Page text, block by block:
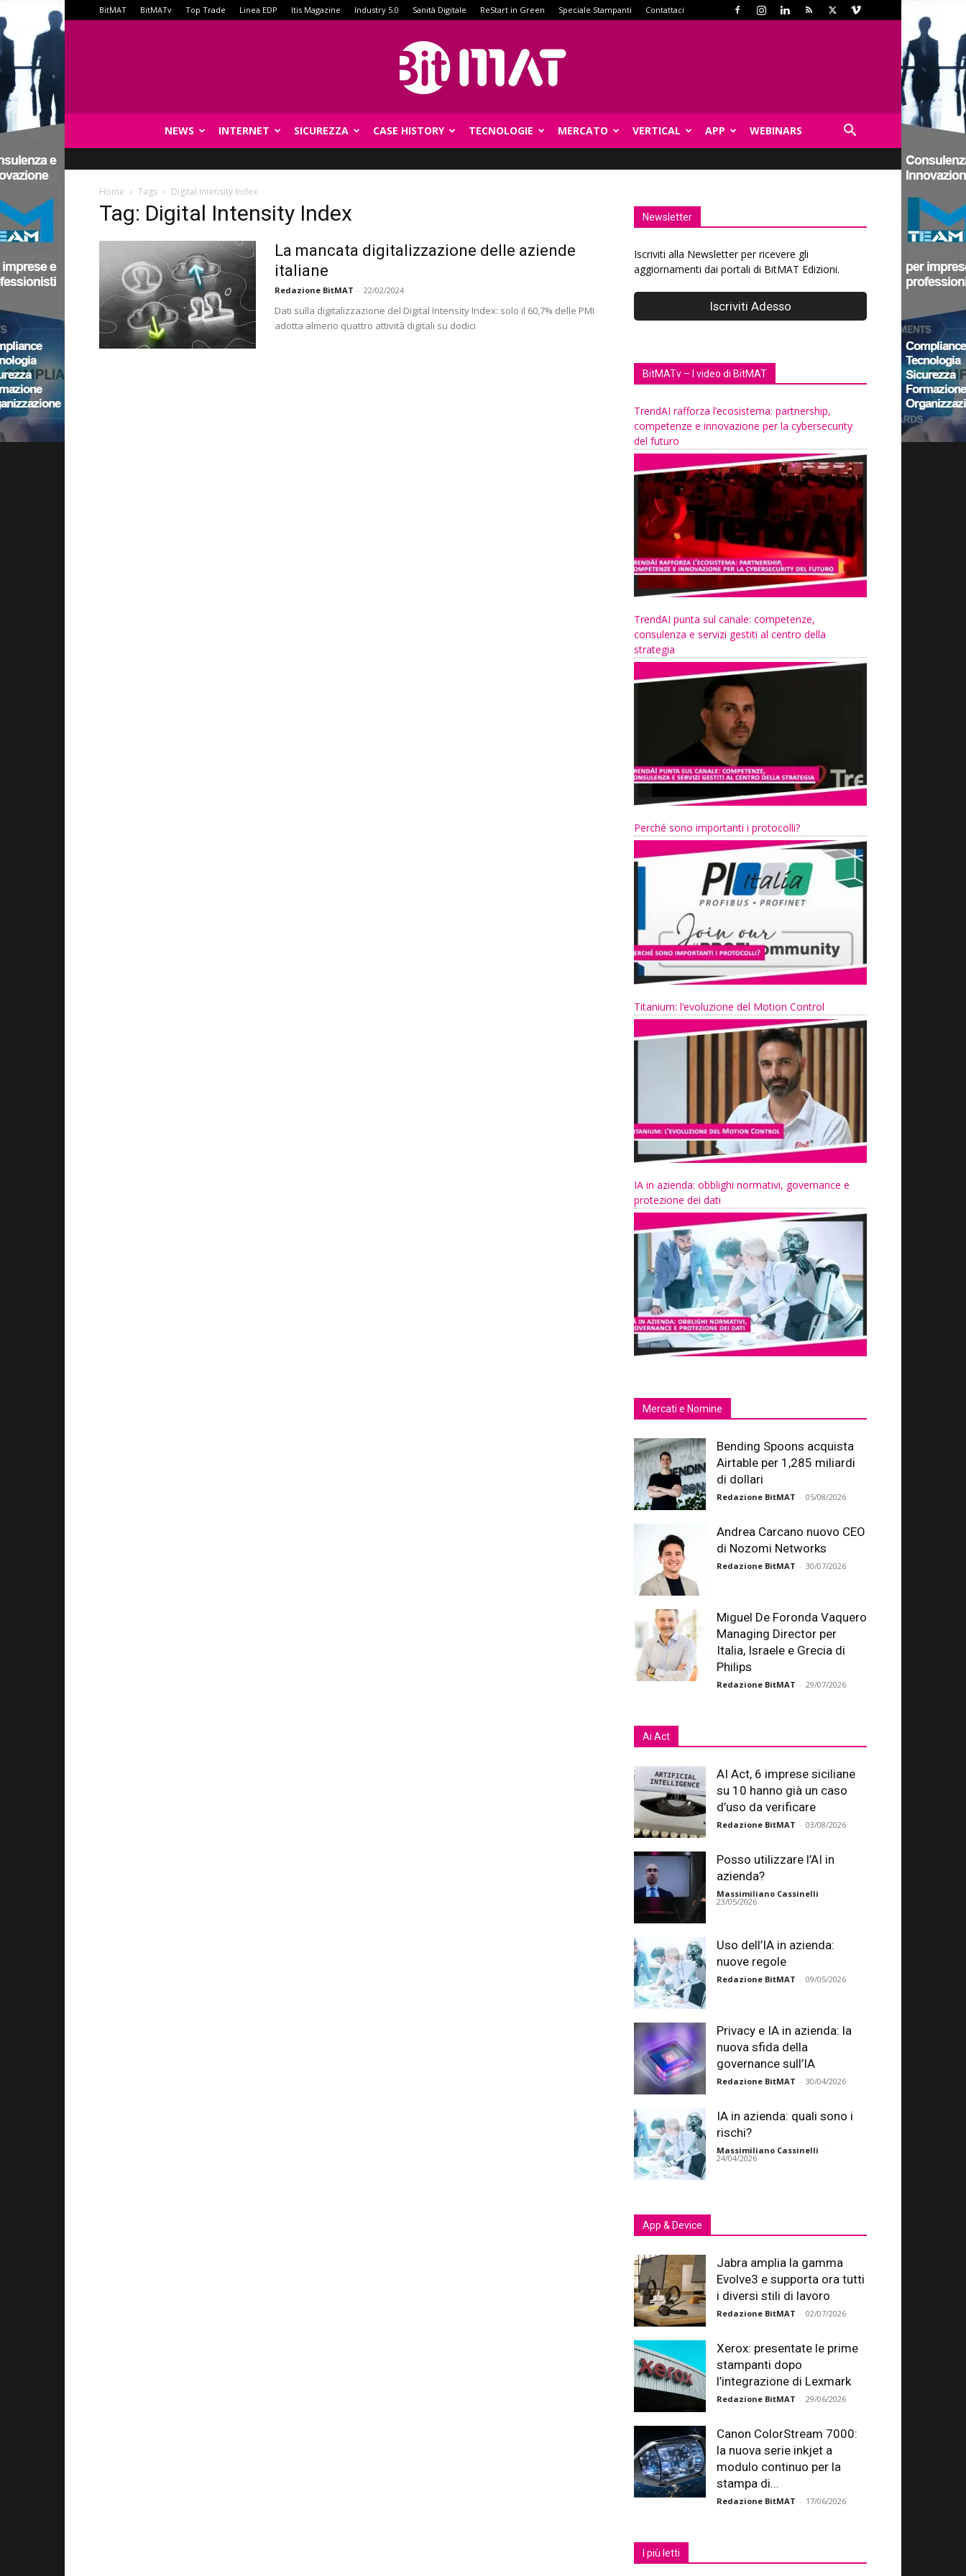
BitMAT BitMATv Top Trade Linea EDP Itis Magazine Industry 5.0 Sanità Digitale ReStart in Green Speciale Stampanti Contattaci
NEWS INTERNET SICUREZZA CASE HISTORY TECNOLOGIE MERCATO VERTICAL APP WEBINARS
Home Tags Digital Intensity Index
Tag: Digital Intensity Index
La mancata digitalizzazione delle aziende
italiane
Redazione BitMAT - 22/02/2024
Dati sulla digitalizzazione del Digital Intensity Index: solo il 60,7% delle PMI
adotta almeno quattro attività digitali su dodici
Newsletter
Iscriviti alla Newsletter per ricevere gli
aggiornamenti dai portali di BitMAT Edizioni.
BitMATv – I video di BitMAT
TrendAI rafforza l’ecosistema: partnership,
competenze e innovazione per la cybersecurity
del futuro
TrendAI punta sul canale: competenze,
consulenza e servizi gestiti al centro della
strategia
Perché sono importanti i protocolli?
Titanium: l’evoluzione del Motion Control
IA in azienda: obblighi normativi, governance e
protezione dei dati
Mercati e Nomine
Bending Spoons acquista
Airtable per 1,285 miliardi
di dollari
Redazione BitMAT - 05/08/2026
Andrea Carcano nuovo CEO
di Nozomi Networks
Redazione BitMAT - 30/07/2026
Miguel De Foronda Vaquero
Managing Director per
Italia, Israele e Grecia di
Philips
Redazione BitMAT - 29/07/2026
Ai Act
AI Act, 6 imprese siciliane
su 10 hanno già un caso
d’uso da verificare
Redazione BitMAT - 03/08/2026
Posso utilizzare l’AI in
azienda?
Massimiliano Cassinelli -
23/05/2026
Uso dell’IA in azienda:
nuove regole
Redazione BitMAT - 09/05/2026
Privacy e IA in azienda: la
nuova sfida della
governance sull’IA
Redazione BitMAT - 30/04/2026
IA in azienda: quali sono i
rischi?
Massimiliano Cassinelli -
24/04/2026
App & Device
Jabra amplia la gamma
Evolve3 e supporta ora tutti
i diversi stili di lavoro
Redazione BitMAT - 02/07/2026
Xerox: presentate le prime
stampanti dopo
l’integrazione di Lexmark
Redazione BitMAT - 29/06/2026
Canon ColorStream 7000:
la nuova serie inkjet a
modulo continuo per la
stampa di...
Redazione BitMAT - 17/06/2026
I più letti